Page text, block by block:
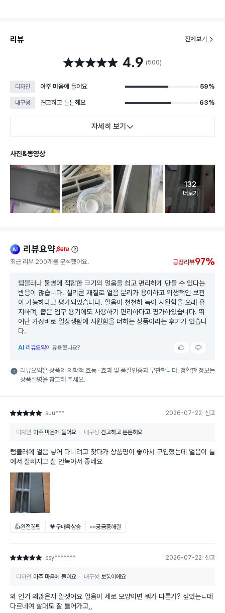
리뷰 전체보기
별점 4.9점 4.9 (500)
디자인 아주 마음에 들어요 59%
내구성 견고하고 튼튼해요 63%
자세히 보기
사진&동영상
고객 리뷰
132
더보기
ai 리뷰요약beta
최근 리뷰 200개를 분석했어요. 긍정리뷰97%
텀블러나 물병에 적합한 크기의 얼음을 쉽고 편리하게 만들 수 있다는
반응이 많습니다. 실리콘 재질로 얼음 분리가 용이하고 위생적인 보관
이 가능하다고 평가되었습니다. 얼음이 천천히 녹아 시원함을 오래 유
지하며, 좁은 입구 용기에도 사용하기 편리하다고 평가하였습니다. 뛰
어난 가성비로 일상생활에 시원함을 더하는 상품이라는 후기가 있습니
다.
AI 리뷰요약이 유용했나요?
리뷰요약은 상품의 의학적 효능 · 효과 및 품질인증과 무관합니다. 정확한 정보는
상품설명을 참고해 주세요.
별점 5점 suu*** 2026-07-22 신고
디자인 아주 마음에 들어요 내구성 견고하고 튼튼해요
텀블러에 얼음 넣어 다니려고 찾다가 상품평이 좋아서 구입했는데 얼음이 틀
에서 잘빠지고 잘 안녹아서 좋네요
👍완전꿀팁 💗구매욕상승 👀궁금증해결
별점 5점 ssy******* 2026-07-22 신고
디자인 아주 마음에 들어요 내구성 보통이에요
와 인기 왜많은지 알겟어요 얼음이 세로 모양이면 뭐가 다른가? 싶었는ㄴ데
다르네여 빨대도 잘 들어가고,,